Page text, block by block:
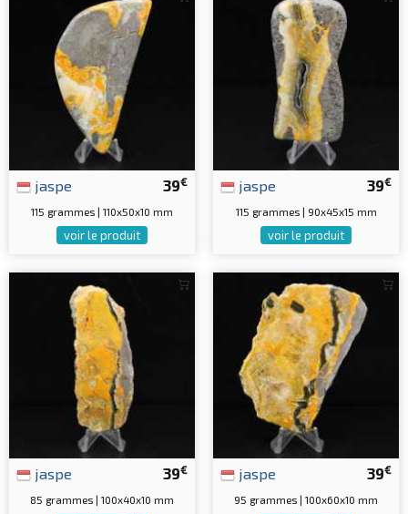
39€
jaspe
115 grammes | 110x50x10 mm
voir le produit
39€
jaspe
115 grammes | 90x45x15 mm
voir le produit
39€
jaspe
85 grammes | 100x40x10 mm
39€
jaspe
95 grammes | 100x60x10 mm